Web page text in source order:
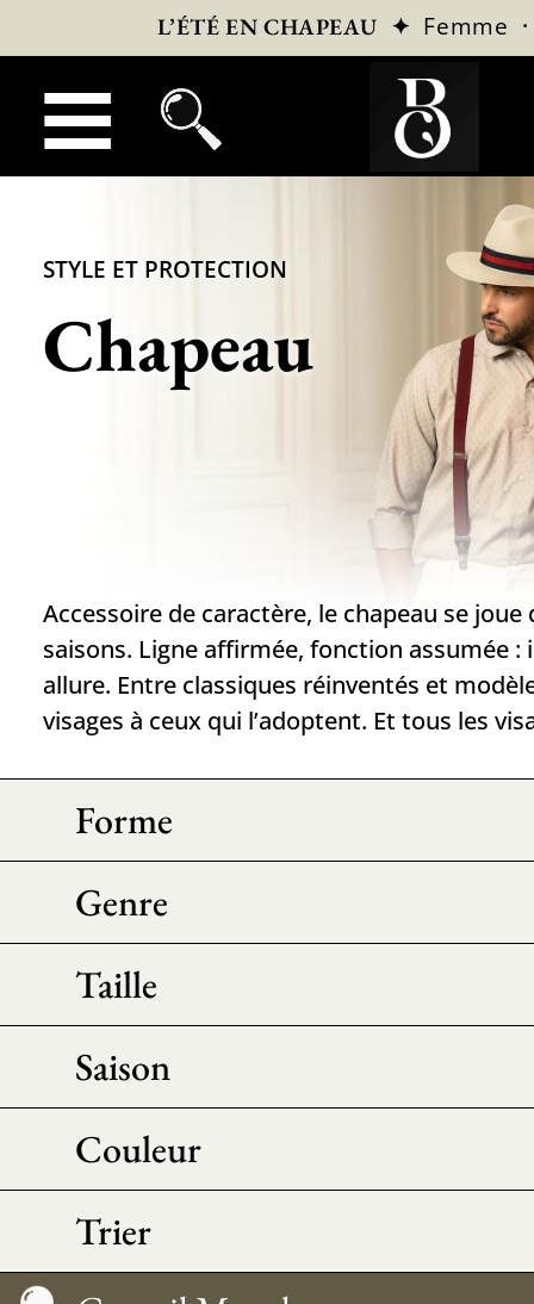
L’ÉTÉ EN CHAPEAU ✦ Femme
STYLE ET PROTECTION
Chapeau
Accessoire de caractère, le chapeau se
saisons. Ligne affirmée, fonction assumée :
allure. Entre classiques réinventés et
visages à ceux qui l’adoptent. Et tous les
Forme
Genre
Taille
Saison
Couleur
Trier